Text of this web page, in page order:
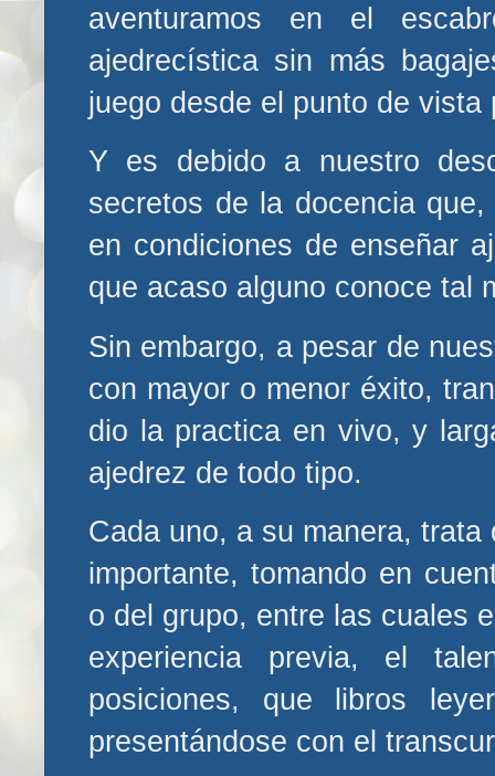
aventuramos en el
ajedrecística sin más
juego desde el punto de vista
Y es debido a nuestro
secretos de la docencia
en condiciones de enseñar
que acaso alguno conoce tal
Sin embargo, a pesar de
con mayor o menor éxito,
dio la practica en vivo, y
ajedrez de todo tipo.
Cada uno, a su manera,
importante, tomando en
o del grupo, entre las cuales
experiencia previa, el
posiciones, que libros
presentándose con el